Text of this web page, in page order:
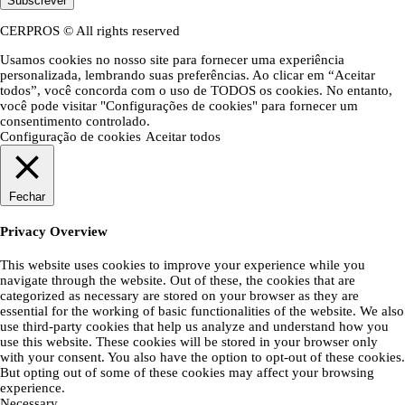
CERPROS © All rights reserved
Usamos cookies no nosso site para fornecer uma experiência
personalizada, lembrando suas preferências. Ao clicar em “Aceitar
todos”, você concorda com o uso de TODOS os cookies. No entanto,
você pode visitar "Configurações de cookies" para fornecer um
consentimento controlado.
Configuração de cookies Aceitar todos
Fechar
Privacy Overview
This website uses cookies to improve your experience while you
navigate through the website. Out of these, the cookies that are
categorized as necessary are stored on your browser as they are
essential for the working of basic functionalities of the website. We also
use third-party cookies that help us analyze and understand how you
use this website. These cookies will be stored in your browser only
with your consent. You also have the option to opt-out of these cookies.
But opting out of some of these cookies may affect your browsing
experience.